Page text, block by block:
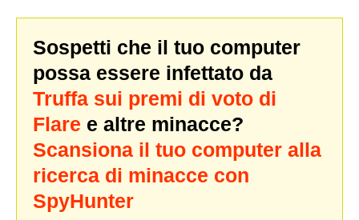
Sospetti che il tuo computer
possa essere infettato da
Truffa sui premi di voto di
Flare e altre minacce?
Scansiona il tuo computer alla
ricerca di minacce con
SpyHunter